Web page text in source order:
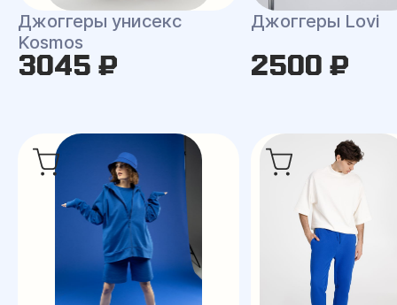
Джоггеры унисекс
Kosmos
3045 ₽
Джоггеры Lovi
2500 ₽